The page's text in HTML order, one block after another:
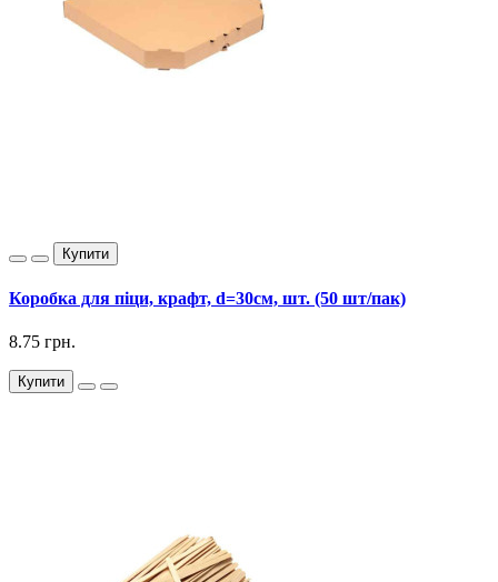
Купити
Коробка для піци, крафт, d=30см, шт. (50 шт/пак)
8.75 грн.
Купити